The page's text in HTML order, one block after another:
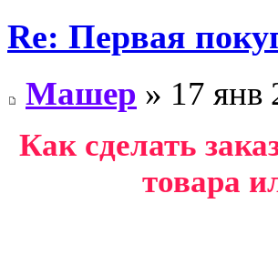
Re: Первая
Машер » 17 янв
Как сделать
товара